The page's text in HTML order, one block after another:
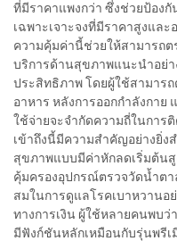
ที่มีราคาแพงกว่า ซึ่งช่วยป้อง
เฉพาะเจาะจงที่มีราคาสูงและ
ความคุ้มค่านี้ช่วยให้สามารถ
บริการด้านสุขภาพแนะนำอย่า
ประสิทธิภาพ โดยผู้ใช้สามาร
อาหาร หลังการออกกำลังกาย
ใช้จ่ายจะจำกัดความถี่ในการ
เข้าถึงนี้มีความสำคัญอย่างยิ่
สุขภาพแบบมีค่าหักลดเริ่มต้น
คุ้มครองอุปกรณ์ตรวจวัดน้ำตา
สมในการดูแลโรคเบาหวานอ
ทางการเงิน ผู้ใช้หลายคนพบว่
มีฟังก์ชันหลักเหมือนกับรุ่นพรีเ